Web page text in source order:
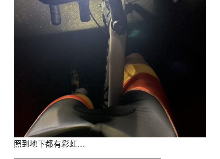
照到地下都有彩虹…